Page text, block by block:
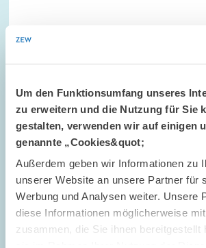
Um den Funktionsumfang unseres
zu erweitern und die Nutzung für Sie
gestalten, verwenden wir auf einigen
genannte „Cookies&quot;
Außerdem geben wir Informationen zu
unserer Website an unsere Partner für
Werbung und Analysen weiter. Unsere
diese Informationen möglicherweise
zusammen, die Sie ihnen bereitgestellt
UNTERNEHMENSBESTEUERUNG
Bild
öffnet
vergrößerter
Ansicht